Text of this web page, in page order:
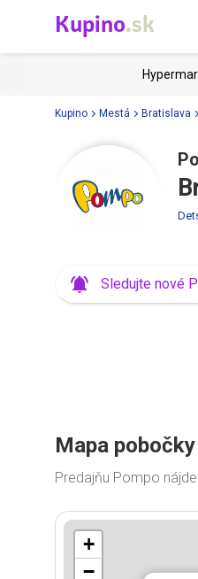
Kupino.sk
Kupino Mestá Bratislava
Sledujte nové
Mapa
Predajňu Pompo
+
−